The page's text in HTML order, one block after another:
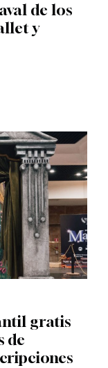
de los
y
gratis
de